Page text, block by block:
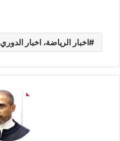
اخبار الرياضة، اخبار الدوري